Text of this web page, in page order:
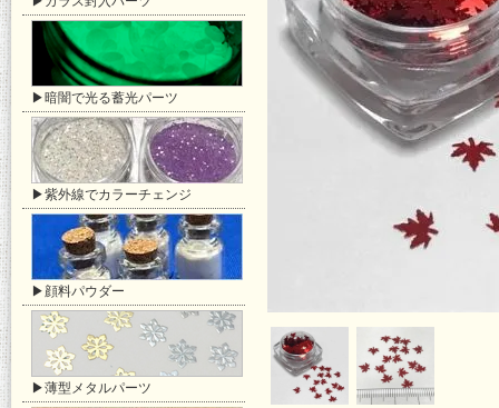
▶暗闇で光る蓄光パーツ
▶紫外線でカラーチェンジ
▶顔料パウダー
▶薄型メタルパーツ